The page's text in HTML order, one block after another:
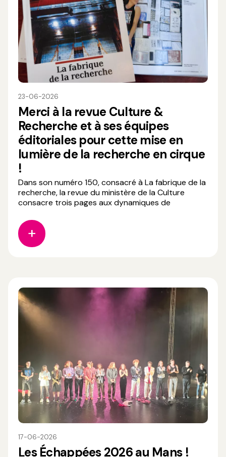
23-06-2026
Merci à la revue Culture &
Recherche et à ses équipes
éditoriales pour cette mise en
lumière de la recherche en cirque
!
Dans son numéro 150, consacré à La fabrique de la
recherche, la revue du ministère de la Culture
consacre trois pages aux dynamiques de
cirque, en mettant à l’honneur plusieurs initiatives
portées par le Centre de ressources et de
recherche du CNAC. À
17-06-2026
Les Échappées 2026 au Mans !